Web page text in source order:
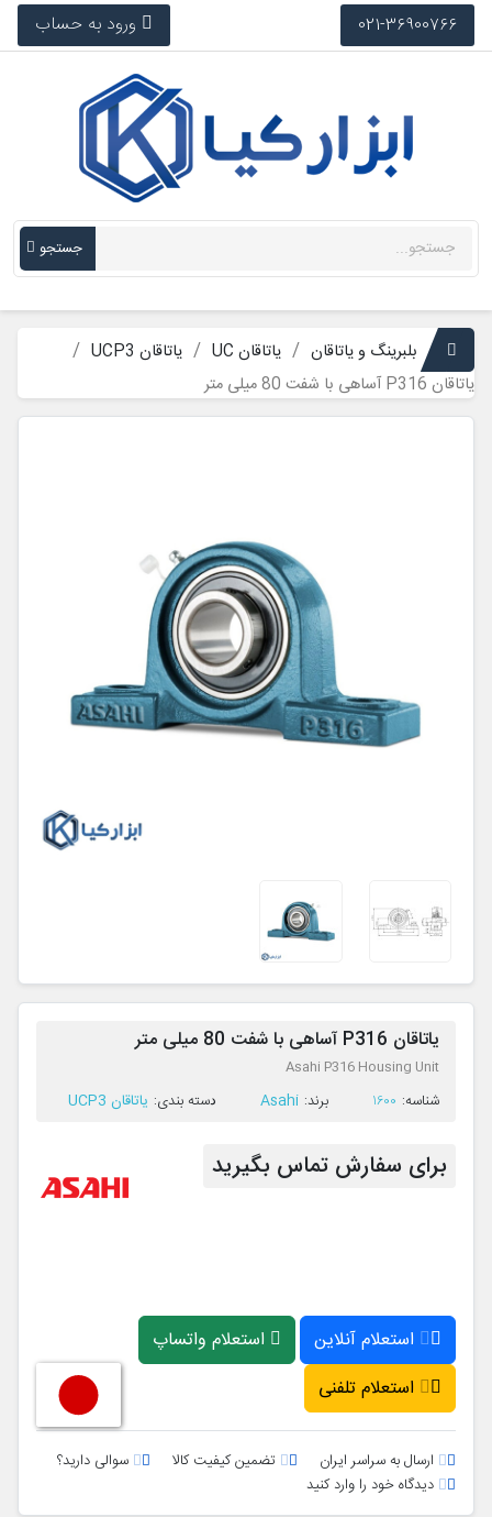
021-36900766 ورود به حساب
جستجو
بلبرینگ و یاتاقان یاتاقان UC
یاتاقان UCP3
یاتاقان P316 آساهی با شفت 80 میلی متر
یاتاقان P316 آساهی با شفت 80 میلی متر
Asahi P316 Housing Unit
ﺷﻨﺎﺳﻪ: 1600 ﺑﺮﻧﺪ: Asahi ﺩﺳﺘﻪ ﺑﻨﺪی: یاتاقان UCP3
برای سفارش تماس بگیرید
استعلام آنلاین
استعلام واتساپ
استعلام تلفنی
ارسال به سراسر ایران تضمین کیفیت کالا
سوالی دارید؟
دیدگاه خود را وارد کنید